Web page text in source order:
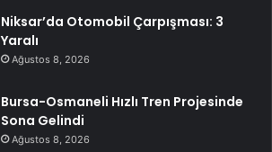
Niksar’da Otomobil Çarpışması: 3
Yaralı
Ağustos 8, 2026
Bursa-Osmaneli Hızlı Tren Projesinde
Sona Gelindi
Ağustos 8, 2026